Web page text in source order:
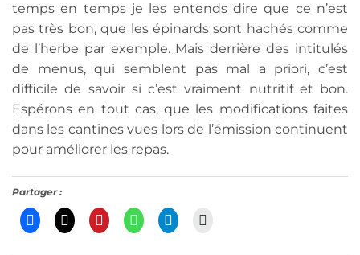
temps en temps je les entends dire que ce n’est
pas très bon, que les épinards sont hachés comme
de l’herbe par exemple. Mais derrière des intitulés
de menus, qui semblent pas mal a priori, c’est
difficile de savoir si c’est vraiment nutritif et bon.
Espérons en tout cas, que les modifications faites
dans les cantines vues lors de l’émission continuent
pour améliorer les repas.
Partager :